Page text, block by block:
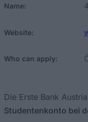
Name:
Website:
Who can apply:
Die Erste Bank
Studentenkonto bei